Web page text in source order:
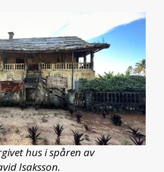
hus i spåren av
Isaksson.